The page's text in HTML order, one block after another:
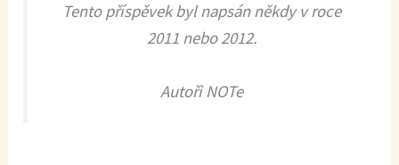
Tento příspěvek byl napsán někdy v roce
2011 nebo 2012.
Autoři NOTe